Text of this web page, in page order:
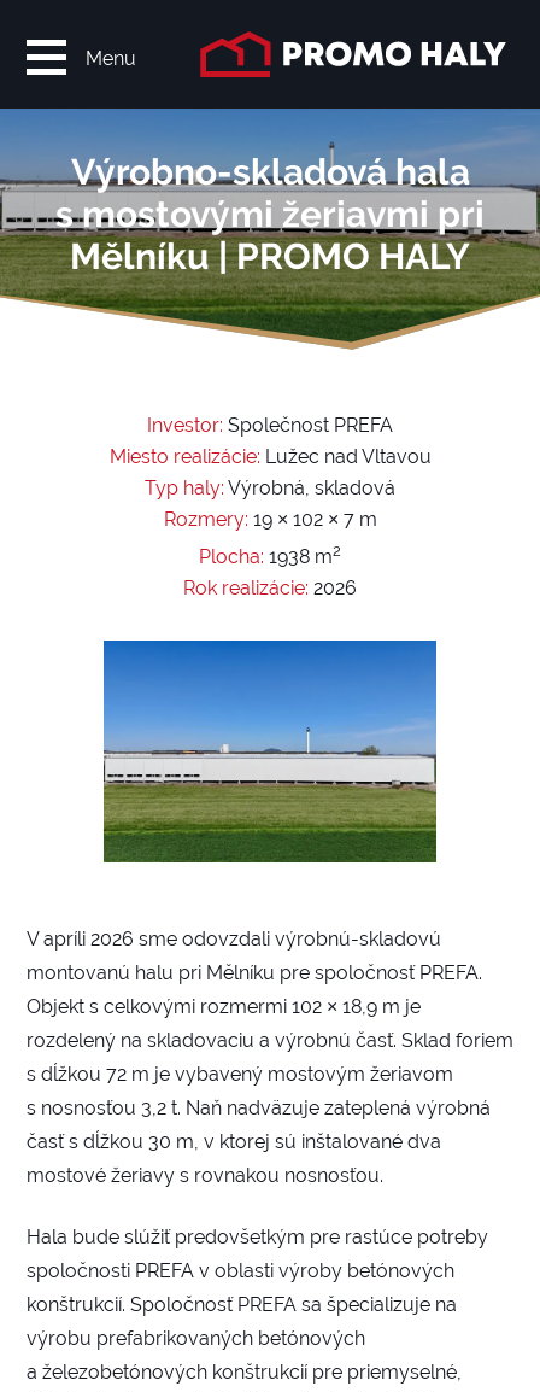
Výrobno-skladová hala
s mostovými žeriavmi pri
Mělníku | PROMO HALY
V apríli 2026 sme odovzdali výrobnú-skladovú
montovanú halu pri Mělníku pre spoločnosť PREFA.
Objekt s celkovými rozmermi 102 × 18,9 m je
rozdelený na skladovaciu a výrobnú časť. Sklad foriem
s dĺžkou 72 m je vybavený mostovým žeriavom
s nosnosťou 3,2 t. Naň nadväzuje zateplená výrobná
časť s dĺžkou 30 m, v ktorej sú inštalované dva
mostové žeriavy s rovnakou nosnosťou.
Hala bude slúžiť predovšetkým pre rastúce potreby
spoločnosti PREFA v oblasti výroby betónových
konštrukcií. Spoločnosť PREFA sa špecializuje na
výrobu prefabrikovaných betónových
a železobetónových konštrukcií pre priemyselné,
Investor: Společnost PREFA
Miesto realizácie: Lužec nad Vltavou
Typ haly: Výrobná, skladová
Rozmery: 19 × 102 × 7 m
Plocha: 1938 m2
Rok realizácie: 2026
Menu